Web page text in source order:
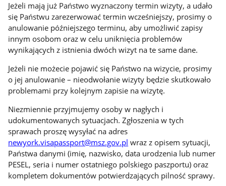
Jeżeli mają już Państwo wyznaczony termin wizyty, a udało
się Państwu zarezerwować termin wcześniejszy, prosimy o
anulowanie późniejszego terminu, aby umożliwić zapisy
innym osobom oraz w celu uniknięcia problemów
wynikających z istnienia dwóch wizyt na te same dane.
Jeżeli nie możecie pojawić się Państwo na wizycie, prosimy
o jej anulowanie – nieodwołanie wizyty będzie skutkowało
problemami przy kolejnym zapisie na wizytę.
Niezmiennie przyjmujemy osoby w nagłych i
udokumentowanych sytuacjach. Zgłoszenia w tych
sprawach proszę wysyłać na adres
newyork.visapassport@msz.gov.pl wraz z opisem sytuacji,
Państwa danymi (imię, nazwisko, data urodzenia lub numer
PESEL, seria i numer ostatniego polskiego paszportu) oraz
kompletem dokumentów potwierdzających pilność sprawy.